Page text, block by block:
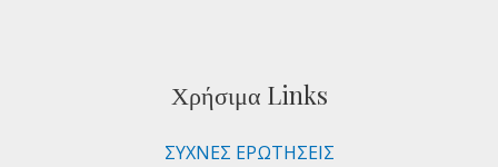
Χρήσιμα Links
ΣΥΧΝΕΣ ΕΡΩΤΗΣΕΙΣ